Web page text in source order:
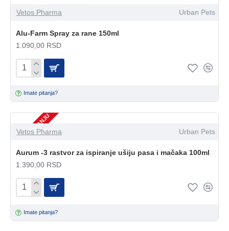
Vetos Pharma Urban Pets
Alu-Farm Spray za rane 150ml
1.090,00 RSD
Imate pitanja?
NEMA NA STANJU
Vetos Pharma Urban Pets
Aurum -3 rastvor za ispiranje ušiju pasa i mačaka 100ml
1.390,00 RSD
Imate pitanja?